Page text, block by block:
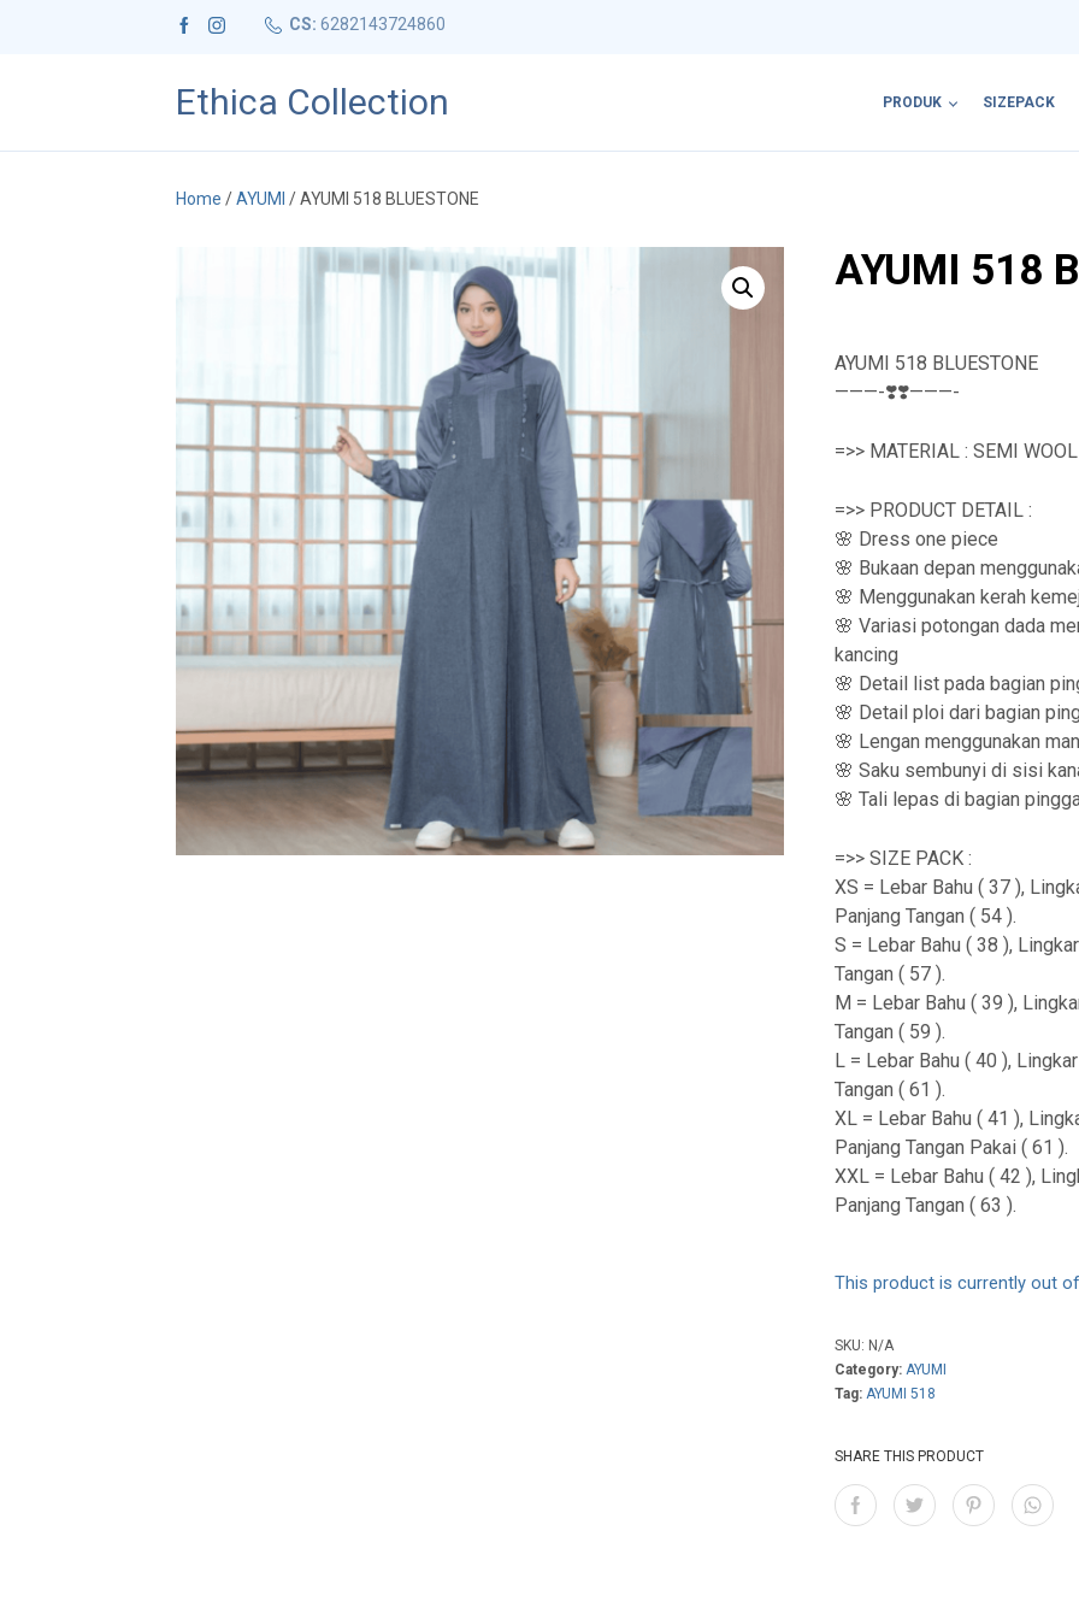
CS: 6282143724860
Ethica Collection PRODUK SIZEPACK
Home /AYUMI / AYUMI 518 BLUESTONE
AYUMI 518
AYUMI 518 BLUESTONE
———-❣️❣️———-
=>> MATERIAL : SEMI
=>> PRODUCT DETAIL :
🌸 Dress one piece
🌸 Bukaan depan
🌸 Menggunakan kerah
🌸 Variasi potongan dada
kancing
🌸 Detail list pada bagian
🌸 Detail ploi dari bagian
🌸 Lengan menggunakan
🌸 Saku sembunyi di sisi
🌸 Tali lepas di bagian
=>> SIZE PACK :
XS = Lebar Bahu ( 37 ),
Panjang Tangan ( 54 ).
S = Lebar Bahu ( 38 ),
Tangan ( 57 ).
M = Lebar Bahu ( 39 ),
Tangan ( 59 ).
L = Lebar Bahu ( 40 ),
Tangan ( 61 ).
XL = Lebar Bahu ( 41 ),
Panjang Tangan Pakai ( 61 ).
XXL = Lebar Bahu ( 42 ),
Panjang Tangan ( 63 ).
This product is currently out
SKU: N/A
Category:AYUMI
Tag:AYUMI 518
SHARE THIS PRODUCT